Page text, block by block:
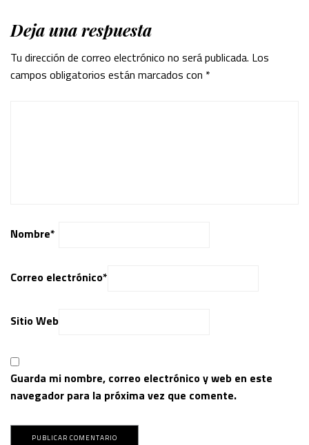
Deja una respuesta
Tu dirección de correo electrónico no será publicada. Los
campos obligatorios están marcados con *
Nombre*
Correo electrónico*
Sitio Web
Guarda mi nombre, correo electrónico y web en este
navegador para la próxima vez que comente.